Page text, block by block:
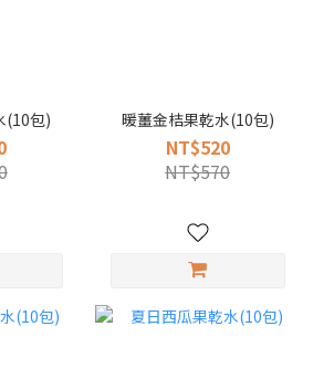
(10包) 暖薑金桔果乾水(10包)
NT$520
NT$570